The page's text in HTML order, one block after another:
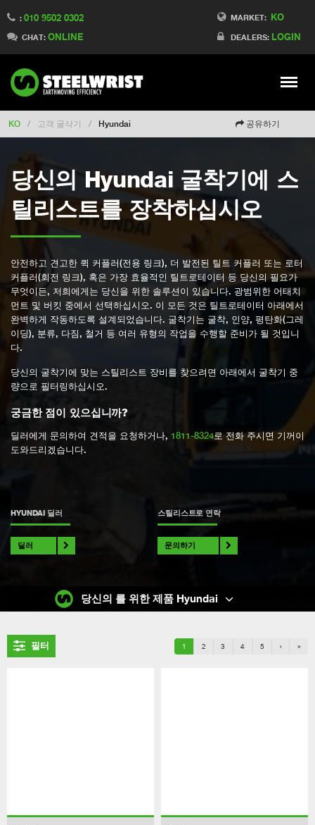
MARKET: KO
DEALERS: LOGIN
: 010 9502 0302
CHAT: ONLINE
Meny
Switch to Finland
Switch to Denmark
Switch to China
Switch to Australia
Change market
KO / 고객 굴삭기 / Hyundai 공유하기
당신의 Hyundai 굴착기에 스
틸리스트를 장착하십시오
안전하고 견고한 퀵 커플러(전용 링크), 더 발전된 틸트 커플러 또는 로터
커플러(회전 링크), 혹은 가장 효율적인 틸트로테이터 등 당신의 필요가
무엇이든, 저희에게는 당신을 위한 솔루션이 있습니다. 광범위한 어태치
먼트 및 버킷 중에서 선택하십시오. 이 모든 것은 틸트로테이터 아래에서
완벽하게 작동하도록 설계되었습니다. 굴착기는 굴착, 인양, 평탄화(그레
이딩), 분류, 다짐, 철거 등 여러 유형의 작업을 수행할 준비가 될 것입니
다.
당신의 굴착기에 맞는 스틸리스트 장비를 찾으려면 아래에서 굴착기 중
량으로 필터링하십시오.
궁금한 점이 있으십니까?
딜러에게 문의하여 견적을 요청하거나, 1811-8324로 전화 주시면 기꺼이
도와드리겠습니다.
HYUNDAI 딜러
딜러
스틸리스트로 연락
문의하기
필터 1 2 3 4 5 › »
당신의 를 위한 제품 Hyundai